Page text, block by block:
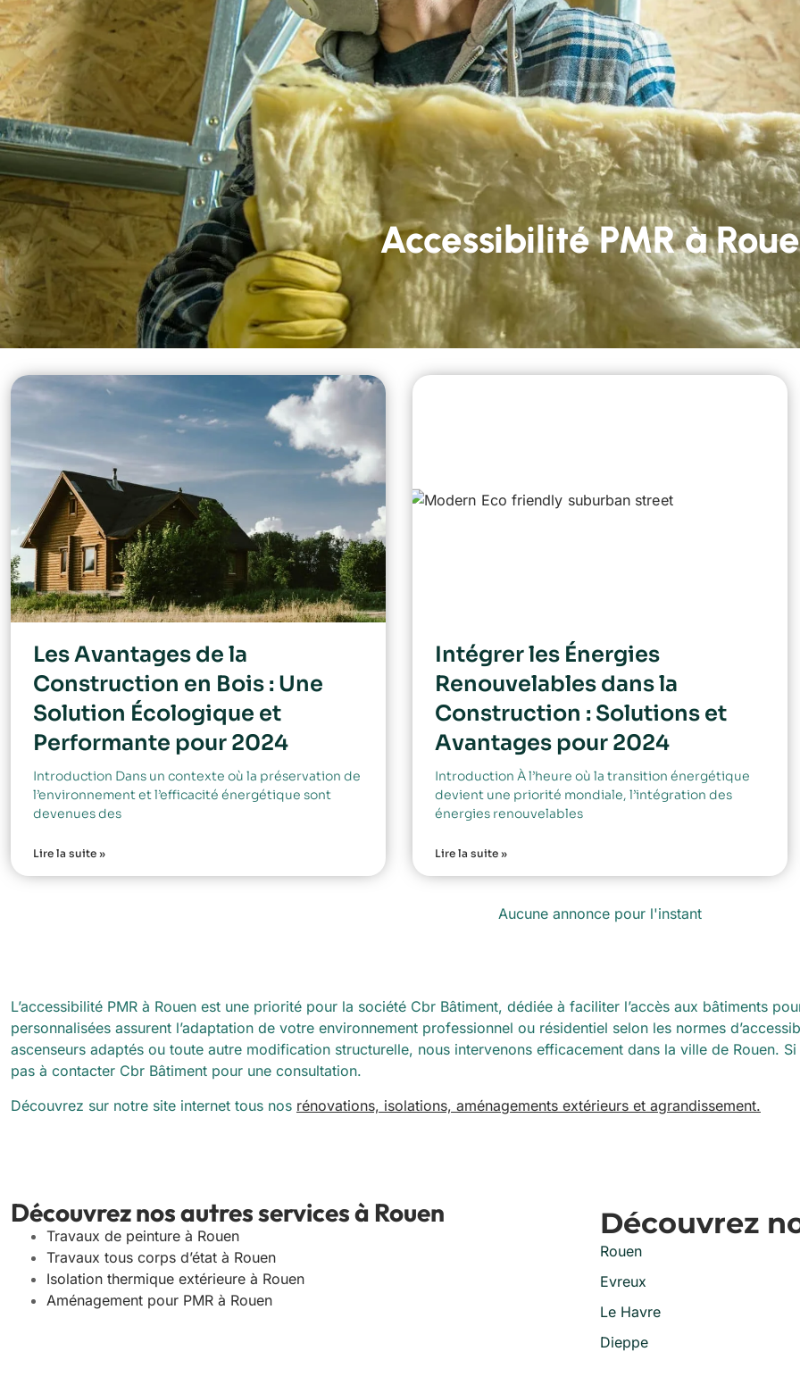
Nous contacter 02 59 22 82 05 Lun - Ven 9h-12h et 14h-18h
Accueil Nos services Nos réalisations Contact
Accessibilité PMR à
Les Avantages de la
Construction en Bois : Une
Solution Écologique et
Performante pour 2024
Introduction Dans un contexte où la préservation de
l’environnement et l’efficacité énergétique sont
devenues des
Lire la suite »
Intégrer les Énergies
Renouvelables dans la
Construction : Solutions et
Avantages pour 2024
Introduction À l’heure où la transition énergétique
devient une priorité mondiale, l’intégration des
énergies renouvelables
Lire la suite »
Aucune annonce pour l'instant
L’accessibilité PMR à Rouen est une priorité pour la société Cbr Bâtiment, dédiée à faciliter l’accès aux bâtiments
personnalisées assurent l’adaptation de votre environnement professionnel ou résidentiel selon les normes
ascenseurs adaptés ou toute autre modification structurelle, nous intervenons efficacement dans la ville de Rouen.
pas à contacter Cbr Bâtiment pour une consultation.
Découvrez sur notre site internet tous nos rénovations, isolations, aménagements extérieurs et agrandissement.
Découvrez nos autres services à Rouen
Travaux de peinture à Rouen
Travaux tous corps d’état à Rouen
Isolation thermique extérieure à Rouen
Aménagement pour PMR à Rouen
Découvrez
Rouen
Evreux
Le Havre
Dieppe